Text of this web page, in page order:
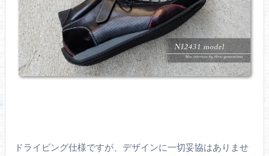
ドライビング仕様ですが、デザインに一切妥協はありませ